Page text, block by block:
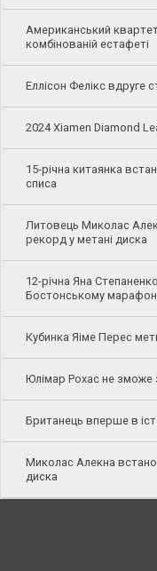
Американський
комбінованій естафеті
Еллісон Фелікс вдруге
2024 Xiamen Diamond
15-річна китаянка
списа
Литовець Миколас
рекорд у метані диска
12-річна Яна
Бостонському
Кубинка Яіме Перес
Юлімар Рохас не зможе
Британець вперше в
Миколас Алекна
диска